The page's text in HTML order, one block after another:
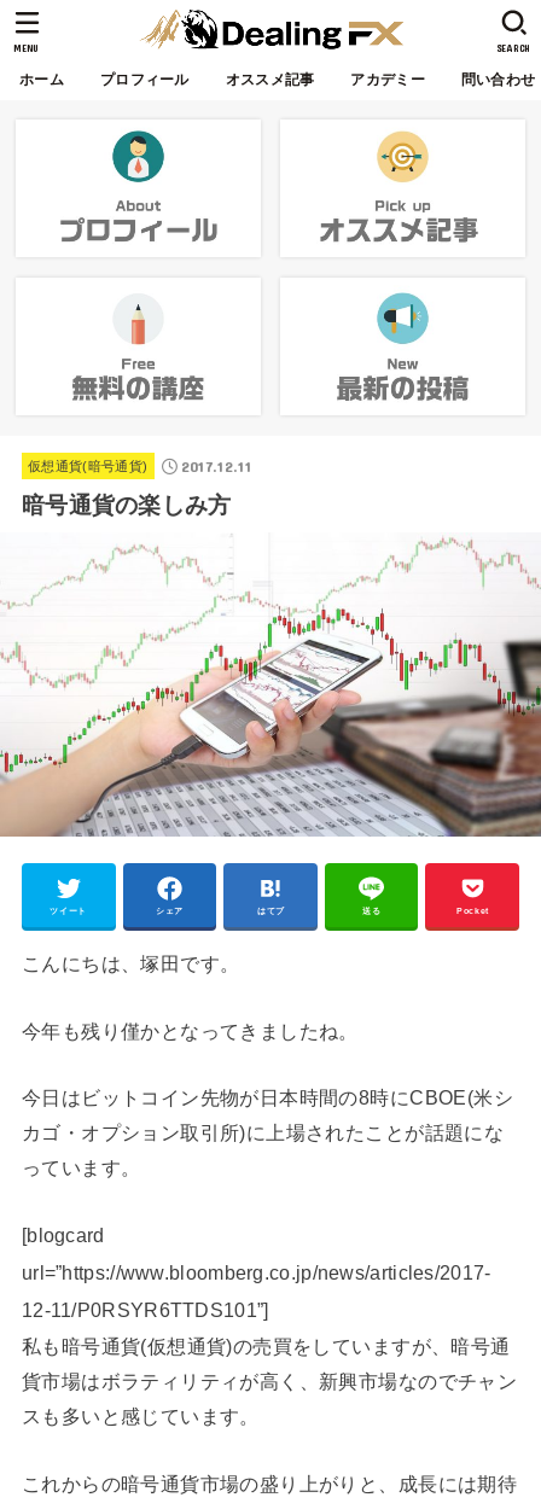
ホーム プロフィール オススメ記事 アカデミー 問い合わせ
SEARCH
MENU
仮想通貨(暗号通貨) 2017.12.11
暗号通貨の楽しみ方
ツイート シェア はてブ 送る Pocket
こんにちは、塚田です。
今年も残り僅かとなってきましたね。
今日はビットコイン先物が日本時間の8時にCBOE(米シ
カゴ・オプション取引所)に上場されたことが話題にな
っています。
[blogcard
url=”https://www.bloomberg.co.jp/news/articles/2017-
12-11/P0RSYR6TTDS101”]
私も暗号通貨(仮想通貨)の売買をしていますが、暗号通
貨市場はボラティリティが高く、新興市場なのでチャン
スも多いと感じています。
これからの暗号通貨市場の盛り上がりと、成長には期待